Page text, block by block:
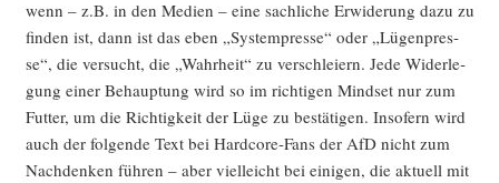
wenn – z.B. in den Medi­en – eine sach­li­che Erwi­de­rung dazu zu
fin­den ist, dann ist das eben „Sys­tem­pres­se“ oder „Lügen­pres­
se“, die ver­sucht, die „Wahr­heit“ zu ver­schlei­ern. Jede Wider­le­
gung einer Behaup­tung wird so im rich­ti­gen Mind­set nur zum
Fut­ter, um die Rich­tig­keit der Lüge zu bestä­ti­gen. Inso­fern wird
auch der fol­gen­de Text bei Hard­core-Fans der AfD nicht zum
Nach­den­ken füh­ren – aber viel­leicht bei eini­gen, die aktu­ell mit